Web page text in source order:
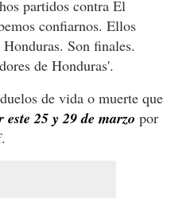
partidos contra El
confiarnos. Ellos
Son finales.
de Honduras'.
de vida o muerte que
25 y 29 de marzo por